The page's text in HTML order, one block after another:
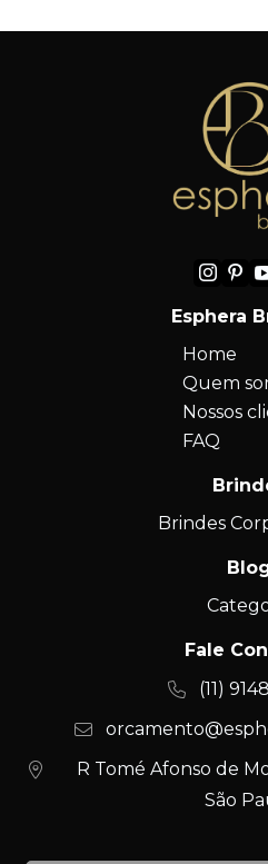
Esphera
Home
Quem
Nossos
FAQ
Brindes
Fale
(11)
R Tomé Afonso de
São